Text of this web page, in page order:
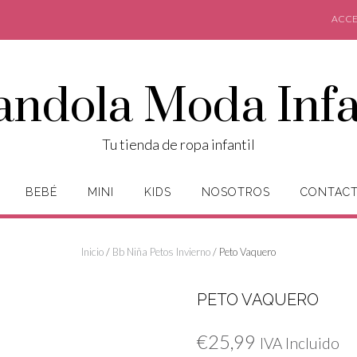
Moda
Tu tienda de ropa infantil
BEBÉ MINI KIDS NOSOTROS
Inicio/ Bb Niña Petos Invierno/ Peto Vaquero
PETO VAQUERO
€25,99 IVA Incluido